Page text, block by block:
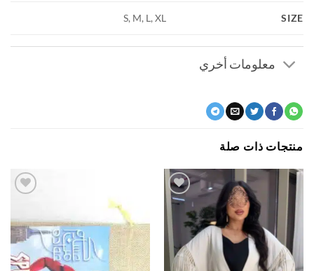
S, M, L, XL
معلومات أخري
ذات صلة
اضف
الي
المفضلة
المفضلة